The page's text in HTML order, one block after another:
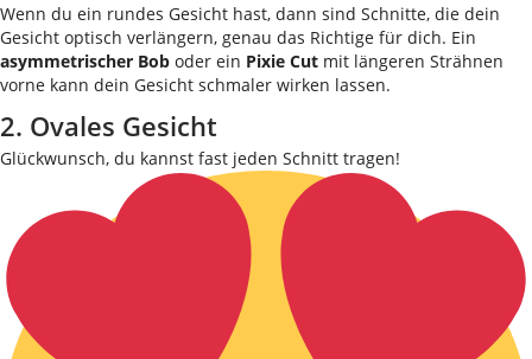
Wenn du ein rundes Gesicht hast, dann sind Schnitte, die dein
Gesicht optisch verlängern, genau das Richtige für dich. Ein
asymmetrischer Bob oder ein Pixie Cut mit längeren Strähnen
vorne kann dein Gesicht schmaler wirken lassen.
2. Ovales Gesicht
Glückwunsch, du kannst fast jeden Schnitt tragen!